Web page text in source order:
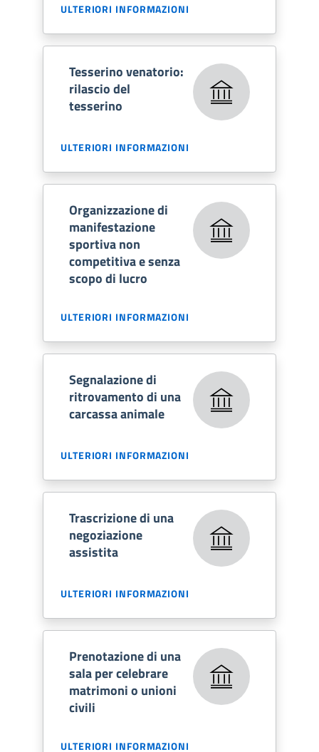
ULTERIORI INFORMAZIONI
Tesserino venatorio:
rilascio del
tesserino
ULTERIORI INFORMAZIONI
Organizzazione di
manifestazione
sportiva non
competitiva e senza
scopo di lucro
ULTERIORI INFORMAZIONI
Segnalazione di
ritrovamento di una
carcassa animale
ULTERIORI INFORMAZIONI
Trascrizione di una
negoziazione
assistita
ULTERIORI INFORMAZIONI
Prenotazione di una
sala per celebrare
matrimoni o unioni
civili
ULTERIORI INFORMAZIONI